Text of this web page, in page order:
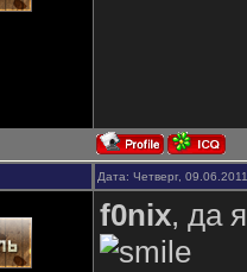
Дата: Четверг,
f0nix, да